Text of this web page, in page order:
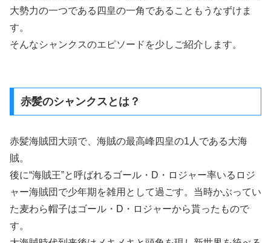
大勢力の一つである四皇の一角であることもうなずけま
す。
そんなシャンクスのエピソードを少しご紹介します。
赤髪のシャンクスとは？
赤髪海賊団大頭で、海賊の最高峰四皇の1人である大海
賊。
後に“海賊王”と呼ばれるゴール・D・ロジャー率いるロジ
ャー海賊団で少年期を雑用として過ごす。当時かぶってい
た麦わら帽子はゴール・D・ロジャーから貰ったもので
す。